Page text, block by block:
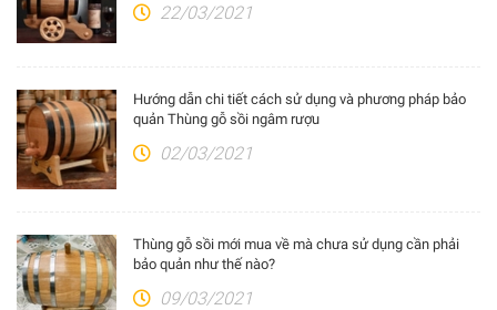
22/03/2021
Hướng dẫn chi tiết cách sử dụng và phương pháp bảo
quản Thùng gỗ sồi ngâm rượu
02/03/2021
Thùng gỗ sồi mới mua về mà chưa sử dụng cần phải
bảo quản như thế nào?
09/03/2021